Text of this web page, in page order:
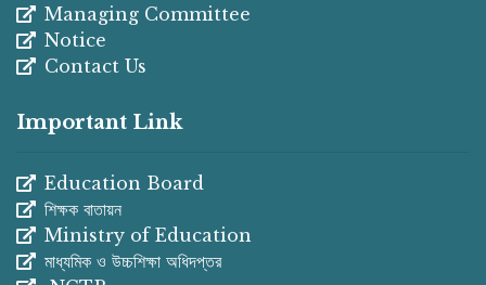
Managing Committee
Notice
Contact Us
Important Link
Education Board
শিক্ষক বাতায়ন
Ministry of Education
মাধ্যমিক ও উচ্চশিক্ষা অধিদপ্তর